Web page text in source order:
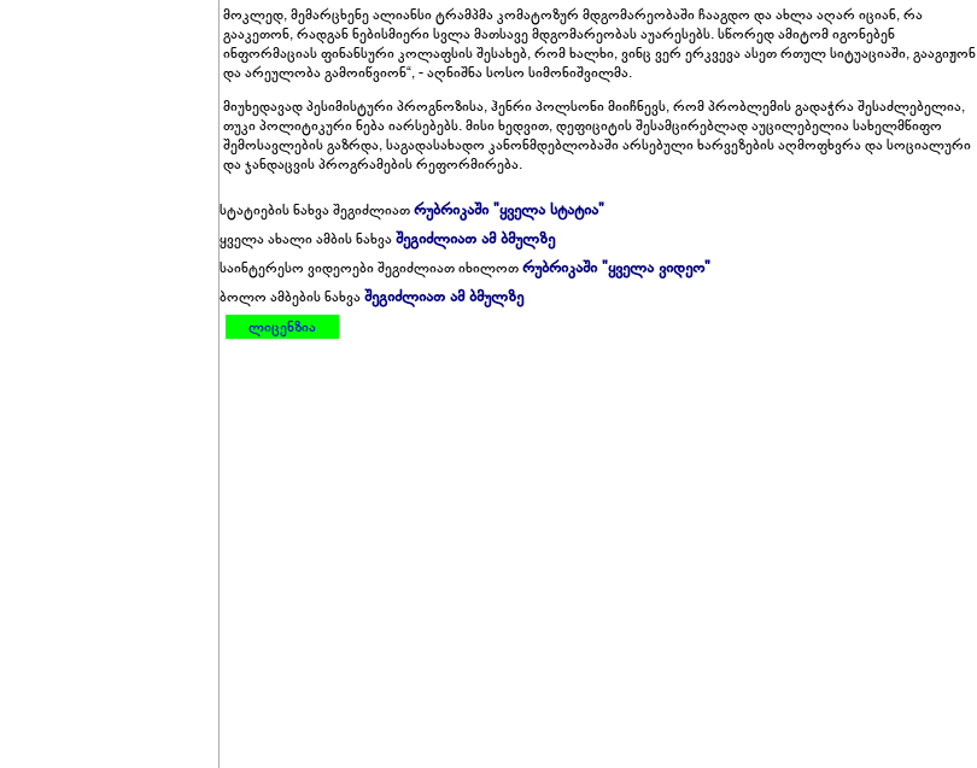
მოკლედ, მემარცხენე ალიანსი ტრამპმა კომატოზურ მდგომარეობაში ჩააგდო და ახლა აღარ იციან, რა
გააკეთონ, რადგან ნებისმიერი სვლა მათსავე მდგომარეობას აუარესებს. სწორედ ამიტომ იგონებენ
ინფორმაციას ფინანსური კოლაფსის შესახებ, რომ ხალხი, ვინც ვერ ერკვევა ასეთ რთულ სიტუაციაში, გააგიჟონ
და არეულობა გამოიწვიონ“, - აღნიშნა სოსო სიმონიშვილმა.
მიუხედავად პესიმისტური პროგნოზისა, ჰენრი პოლსონი მიიჩნევს, რომ პრობლემის გადაჭრა შესაძლებელია,
თუკი პოლიტიკური ნება იარსებებს. მისი ხედვით, დეფიციტის შესამცირებლად აუცილებელია სახელმწიფო
შემოსავლების გაზრდა, საგადასახადო კანონმდებლობაში არსებული ხარვეზების აღმოფხვრა და სოციალური
და ჯანდაცვის პროგრამების რეფორმირება.
სტატიების ნახვა შეგიძლიათრუბრიკაში "ყველა სტატია"
ყველა ახალი ამბის ნახვაშეგიძლიათ ამ ბმულზე
საინტერესო ვიდეოები შეგიძლიათ იხილოთრუბრიკაში "ყველა ვიდეო"
ბოლო ამბების ნახვაშეგიძლიათ ამ ბმულზე
ლიცენზია